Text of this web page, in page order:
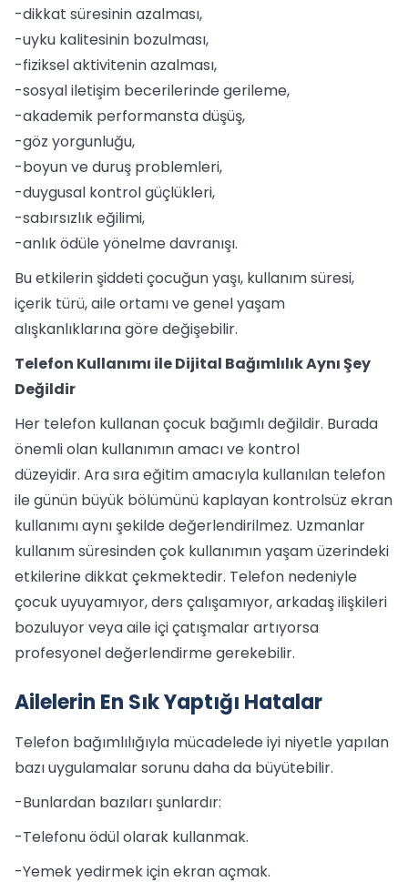
-dikkat süresinin azalması,
-uyku kalitesinin bozulması,
-fiziksel aktivitenin azalması,
-sosyal iletişim becerilerinde gerileme,
-akademik performansta düşüş,
-göz yorgunluğu,
-boyun ve duruş problemleri,
-duygusal kontrol güçlükleri,
-sabırsızlık eğilimi,
-anlık ödüle yönelme davranışı.
Bu etkilerin şiddeti çocuğun yaşı, kullanım süresi,
içerik türü, aile ortamı ve genel yaşam
alışkanlıklarına göre değişebilir.
Telefon Kullanımı ile Dijital Bağımlılık Aynı Şey
Değildir
Her telefon kullanan çocuk bağımlı değildir. Burada
önemli olan kullanımın amacı ve kontrol
düzeyidir. Ara sıra eğitim amacıyla kullanılan telefon
ile günün büyük bölümünü kaplayan kontrolsüz ekran
kullanımı aynı şekilde değerlendirilmez. Uzmanlar
kullanım süresinden çok kullanımın yaşam üzerindeki
etkilerine dikkat çekmektedir. Telefon nedeniyle
çocuk uyuyamıyor, ders çalışamıyor, arkadaş ilişkileri
bozuluyor veya aile içi çatışmalar artıyorsa
profesyonel değerlendirme gerekebilir.
Ailelerin En Sık Yaptığı Hatalar
Telefon bağımlılığıyla mücadelede iyi niyetle yapılan
bazı uygulamalar sorunu daha da büyütebilir.
-Bunlardan bazıları şunlardır:
-Telefonu ödül olarak kullanmak.
-Yemek yedirmek için ekran açmak.